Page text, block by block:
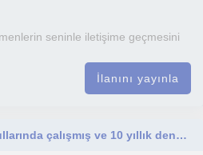
seninle iletişime geçmesini
İlanını yayınla
Türkiye’nin köklü özel okullarında çalışmış ve 10 yıllık deneyime sahip Türkçe/Türk Dili ve Edebiyatı öğretmeniyim